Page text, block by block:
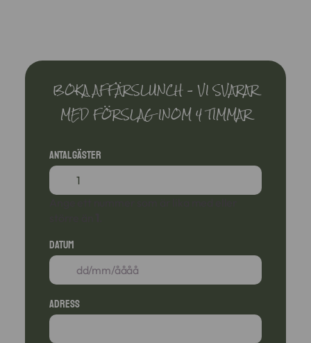
BOKA AFFÄRSLUNCH – VI SVARAR
MED FÖRSLAG INOM 4 TIMMAR
Antal gäster
Datum
Adress